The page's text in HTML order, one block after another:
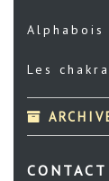
Alphabois
Les
CONTACT